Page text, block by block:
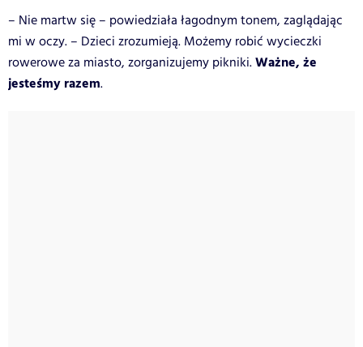
– Nie martw się – powiedziała łagodnym tonem, zaglądając
mi w oczy. – Dzieci zrozumieją. Możemy robić wycieczki
rowerowe za miasto, zorganizujemy pikniki.Ważne, że
jesteśmy razem.